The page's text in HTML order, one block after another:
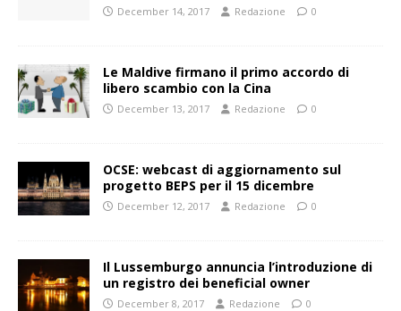
December 14, 2017 Redazione 0
Le Maldive firmano il primo accordo di
libero scambio con la Cina
December 13, 2017 Redazione 0
OCSE: webcast di aggiornamento sul
progetto BEPS per il 15 dicembre
December 12, 2017 Redazione 0
Il Lussemburgo annuncia l’introduzione di
un registro dei beneficial owner
December 8, 2017 Redazione 0